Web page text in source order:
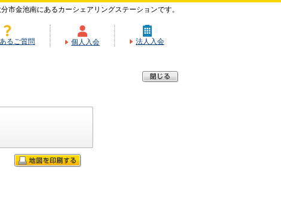
市金池南にあるカーシェアリングステーションです。
るご質問 個人入会 法人入会